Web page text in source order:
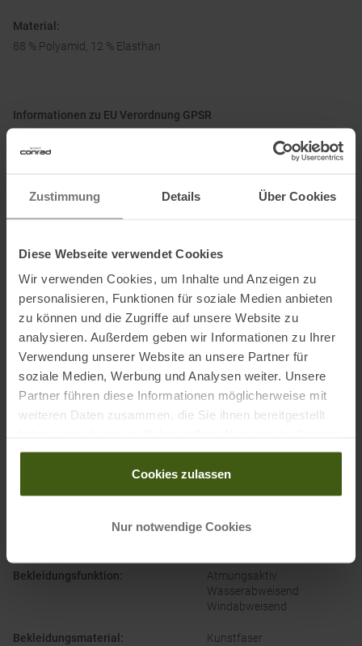
Zustimmung Details Über Cookies
Diese Webseite verwendet Cookies
Wir verwenden Cookies, um Inhalte und Anzeigen zu
personalisieren, Funktionen für soziale Medien anbieten
zu können und die Zugriffe auf unsere Website zu
analysieren. Außerdem geben wir Informationen zu Ihrer
Verwendung unserer Website an unsere Partner für
soziale Medien, Werbung und Analysen weiter. Unsere
Partner führen diese Informationen möglicherweise mit
weiteren Daten zusammen, die Sie ihnen bereitgestellt
gesammelt haben.
Cookies zulassen
Nur notwendige Cookies
Material:
88 % Polyamid, 12 % Elasthan
Informationen zu EU Verordnung GPSR
Saturnstr. 63, 85609 Aschheim, DE
Partner von:
Daumenschlaufen
Bekleidungsfunktion:
Atmungsaktiv
Wasserabweisend
Windabweisend
Bekleidungsmaterial :
Kunstfaser